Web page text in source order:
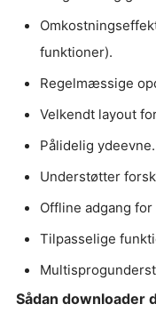
funktioner).
Regelmæssige
Velkendt layout
Pålidelig ydeevne.
Understøtter
Offline adgang
Tilpasselige
Sådan downloader